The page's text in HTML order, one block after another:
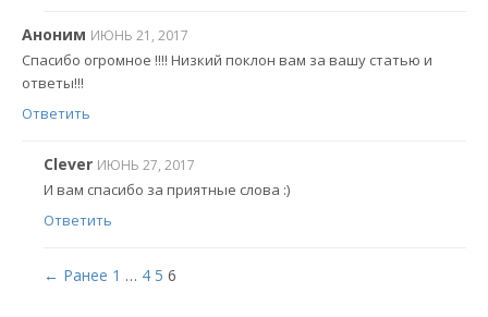
Аноним ИЮНЬ 21, 2017
Спасибо огромное !!!! Низкий поклон вам за вашу статью и
ответы!!!
Ответить
Clever ИЮНЬ 27, 2017
И вам спасибо за приятные слова :)
Ответить
← Ранее 1 … 4 5 6